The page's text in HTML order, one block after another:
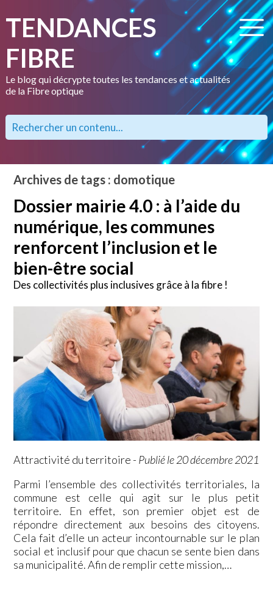
TENDANCES
FIBRE
Le blog qui décrypte toutes les tendances et actualités
de la Fibre optique
Archives de tags : domotique
Dossier mairie 4.0 : à l’aide du
numérique, les communes
renforcent l’inclusion et le
bien-être social
Des collectivités plus inclusives grâce à la fibre !
Attractivité du territoire - Publié le 20 décembre 2021
Parmi l’ensemble des collectivités territoriales, la
commune est celle qui agit sur le plus petit
territoire. En effet, son premier objet est de
répondre directement aux besoins des citoyens.
Cela fait d’elle un acteur incontournable sur le plan
social et inclusif pour que chacun se sente bien dans
sa municipalité. Afin de remplir cette mission,…